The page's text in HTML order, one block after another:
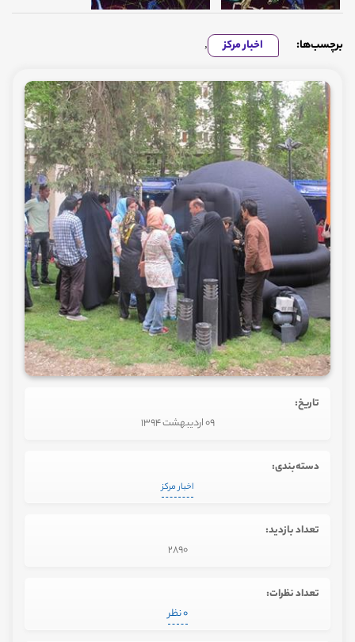
برچسب‌ها: اخبار مرکز ,
تاریخ:
09 اردیبهشت 1394
دسته‌بندی:
اخبار مرکز
تعداد بازدید:
2890
تعداد نظرات:
0 نظر